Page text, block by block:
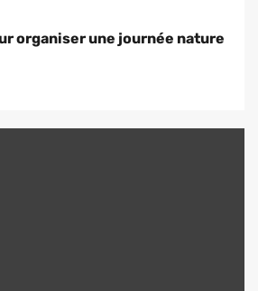
organiser une journée nature